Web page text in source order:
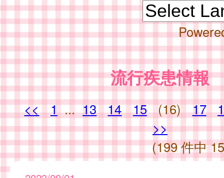
流行疾患情報
<< 1 ... 13 14 15 (16) 17
>>
(199 件中